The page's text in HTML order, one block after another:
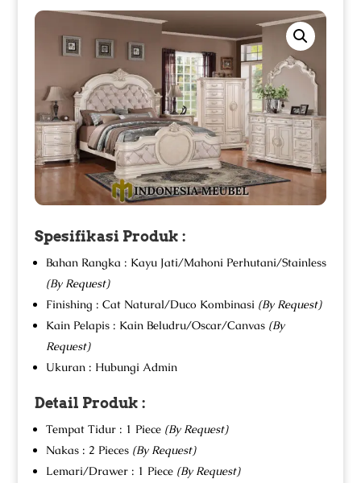
Spesifikasi Produk :
Bahan Rangka : Kayu Jati/Mahoni Perhutani/Stainless
(By Request)
Finishing : Cat Natural/Duco Kombinasi (By Request)
Kain Pelapis : Kain Beludru/Oscar/Canvas (By
Request)
Ukuran : Hubungi Admin
Detail Produk :
Tempat Tidur : 1 Piece (By Request)
Nakas : 2 Pieces (By Request)
Lemari/Drawer : 1 Piece (By Request)